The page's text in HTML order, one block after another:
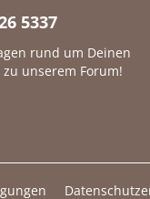
5337
rund um Deinen
zu unserem Forum!